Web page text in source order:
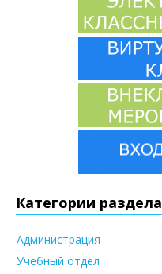
Категории раздела
Администрация
Учебный отдел